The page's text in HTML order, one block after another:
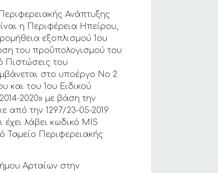
Ανάπτυξης
η Περιφέρεια Ηπείρου,
εξοπλισμού 1ου
του προϋπολογισμού του
Πιστώσεις του
στο υποέργο Νο 2
και του 1ου Ειδικού
2020» με βάση την
από την 1297/23-05-2019
λάβει κωδικό MIS
Περιφερειακής
Αρταίων στην